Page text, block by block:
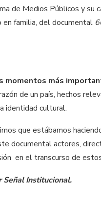
de Medios Públicos y su
familia, del documental 
momentos más
de un país, hechos
identidad cultural.
que estábamos
documental actores,
en el transcurso de estos
Señal Institucional.